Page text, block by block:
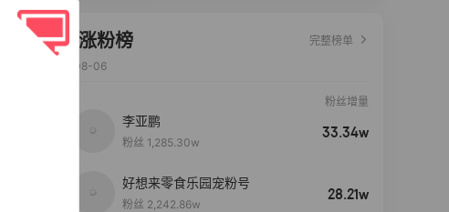
达人涨粉榜
完整榜单
2026-08-06
粉丝增量
李亚鹏
粉丝 1,285.30w
33.34w
好想来零食乐园宠粉号
粉丝 2,242.86w
28.21w